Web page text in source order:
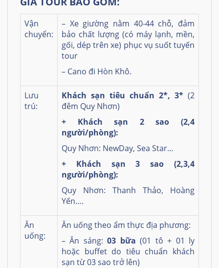
Vận
chuyển:
– Xe giường nằm 40-44 chỗ, đảm
bảo chất lượng (có máy lạnh, mền,
gối, dép trên xe) phục vụ suốt tuyến
tour
– Cano đi Hòn Khô.
Lưu
trú:
Khách sạn tiêu chuẩn 2*, 3* (2
đêm Quy Nhơn)
+ Khách sạn 2 sao (2,4
người/phòng):
Quy Nhơn: NewDay, Sea Star…
+ Khách sạn 3 sao (2,3,4
người/phòng):
Quy Nhơn: Thanh Thảo, Hoàng
Yến….
Ăn
uống:
Ăn uống theo ẩm thực địa phương:
– Ăn sáng:03 bữa (01 tô + 01 ly
hoặc buffet do tiêu chuẩn khách
sạn từ 03 sao trở lên)